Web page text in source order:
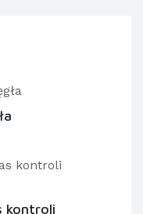
kontroli